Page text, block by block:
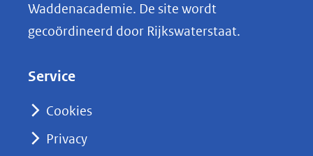
k
e
Waddenacademie. De site wordt
gecoördineerd door Rijkswaterstaat.
Service
Cookies
Privacy